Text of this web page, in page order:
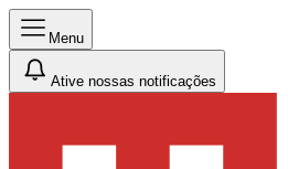
Menu
Ative nossas notificações